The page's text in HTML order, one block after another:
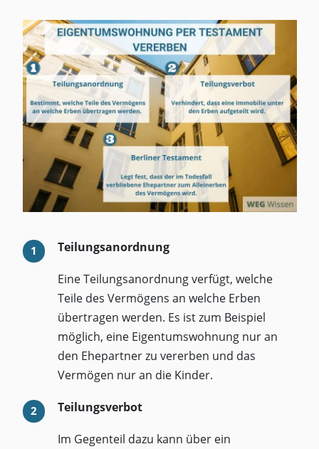
Teilungsanordnung
Eine Teilungsanordnung verfügt, welche
Teile des Vermögens an welche Erben
übertragen werden. Es ist zum Beispiel
möglich, eine Eigentumswohnung nur an
den Ehepartner zu vererben und das
Vermögen nur an die Kinder.
Teilungsverbot
Im Gegenteil dazu kann über ein